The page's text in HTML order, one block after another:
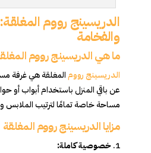
الدريسينج رووم
والفخامة
ما هي الدريسينج رووم
الدريسينج روومالمغلقة هي غرفة
عن باقي المنزل باستخدام أبواب أو
مساحة خاصة تمامًا لترتيب الملابس
مزايا الدريسينج رووم المغلقة
خصوصية كاملة: